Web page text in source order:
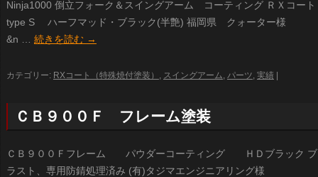
Ninja1000 倒立フォーク＆スイングアーム コーティング ＲＸコート
type S ハーフマッド・ブラック(半艶) 福岡県 クォーター様
&n … 続きを読む →
カテゴリー: RXコート（特殊焼付塗装） , スイングアーム, パーツ, 実績
ＣＢ９００Ｆ フレーム塗装
ＣＢ９００Ｆフレーム パウダーコーティング ＨＤブラック ブ
ラスト、専用防錆処理済み (有)タジマエンジニアリング様